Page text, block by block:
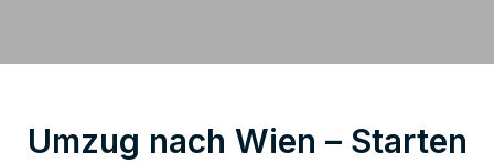
Umzug nach Wien – Starten